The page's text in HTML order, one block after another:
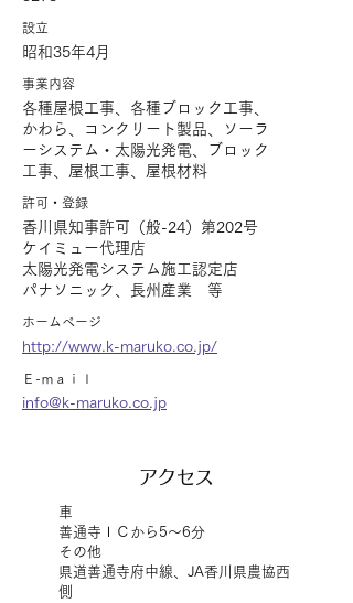
設立
昭和35年4月
事業内容
各種屋根工事、各種ブロック工事、
かわら、コンクリート製品、ソーラ
ーシステム・太陽光発電、ブロック
工事、屋根工事、屋根材料
​許可・登録
香川県知事許可（般-24）第202号
ケイミュー代理店
太陽光発電システム施工認定店
パナソニック、長州産業 等
ホームページ
http://www.k-maruko.co.jp/
​Ｅ-ｍａｉｌ
info@k-maruko.co.jp
アクセス
車
善通寺ＩＣから5～6分
その他
県道善通寺府中線、JA香川県農協西
側